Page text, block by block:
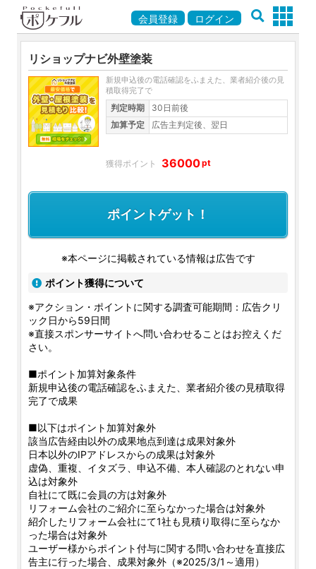
会員登録 ログイン
リショップナビ外壁塗装
新規申込後の電話確認をふまえた、業者紹介後の見
積取得完了で
判定時期
30日前後
加算予定
広告主判定後、翌日
36000pt
ポイントゲット！
※本ページに掲載されている情報は広告です
ポイント獲得について
※アクション・ポイントに関する調査可能期間：広告クリ
ック日から59日間
※直接スポンサーサイトへ問い合わせることはお控えくだ
さい。
■ポイント加算対象条件
新規申込後の電話確認をふまえた、業者紹介後の見積取得
完了で成果
■以下はポイント加算対象外
該当広告経由以外の成果地点到達は成果対象外
日本以外のIPアドレスからの成果は対象外
虚偽、重複、イタズラ、申込不備、本人確認のとれない申
込は対象外
自社にて既に会員の方は対象外
リフォーム会社のご紹介に至らなかった場合は対象外
紹介したリフォーム会社にて1社も見積り取得に至らなか
った場合は対象外
ユーザー様からポイント付与に関する問い合わせを直接広
告主に行った場合、成果対象外（※2025/3/1～適用）